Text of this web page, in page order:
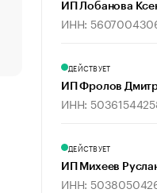
Что обвинения против
ИП Лобанова
ИНН:
ДЕЙСТВУЕТ
ИП Фролов
ИНН:
ДЕЙСТВУЕТ
ИП Михеев
ИНН: